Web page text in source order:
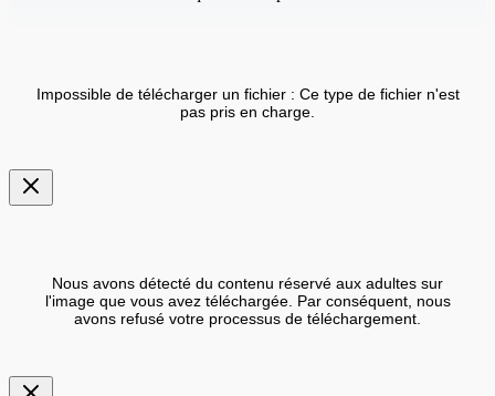
Impossible de télécharger un fichier : Ce type de fichier n'est
pas pris en charge.
Nous avons détecté du contenu réservé aux adultes sur
l'image que vous avez téléchargée. Par conséquent, nous
avons refusé votre processus de téléchargement.